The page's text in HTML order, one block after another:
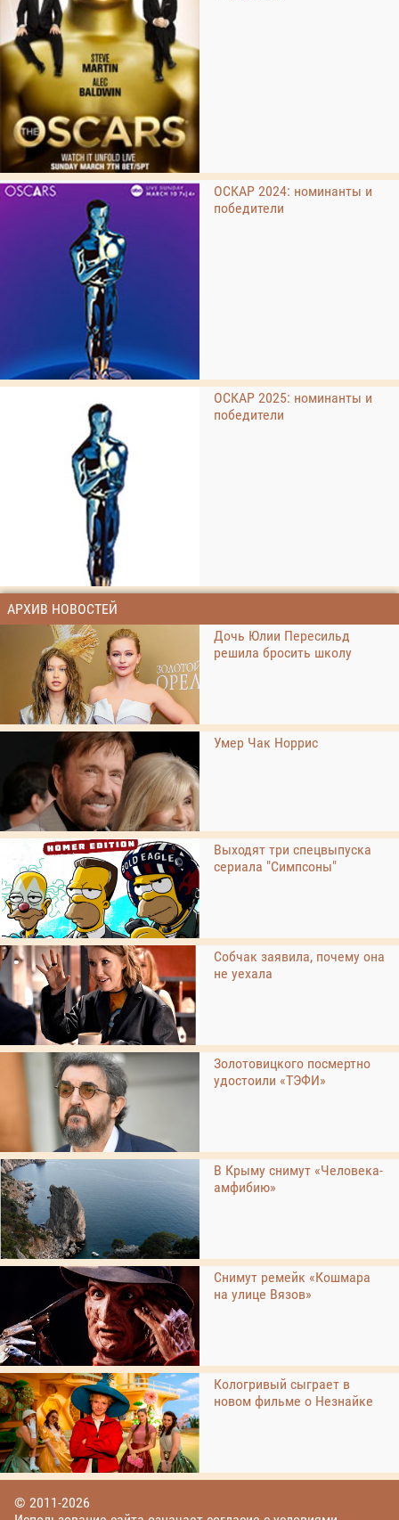
ОСКАР 2024: номинанты и
победители
ОСКАР 2025: номинанты и
победители
АРХИВ НОВОСТЕЙ
Дочь Юлии Пересильд
решила бросить школу
Умер Чак Норрис
Выходят три спецвыпуска
сериала "Симпсоны"
Собчак заявила, почему она
не уехала
Золотовицкого посмертно
удостоили «ТЭФИ»
В Крыму снимут «Человека-
амфибию»
Снимут ремейк «Кошмара
на улице Вязов»
Кологривый сыграет в
новом фильме о Незнайке
© 2011-2026